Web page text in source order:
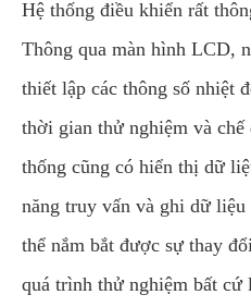
Hệ thống điều khiển rất
Thông qua màn hình LCD,
thiết lập các thông số nhiệt
thời gian thử nghiệm và
thống cũng có hiển thị dữ
năng truy vấn và ghi dữ
thể nắm bắt được sự thay
quá trình thử nghiệm bất cứ